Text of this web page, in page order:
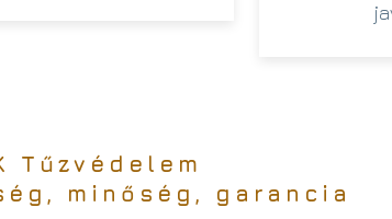
Tűzvédelem
minőség, garancia